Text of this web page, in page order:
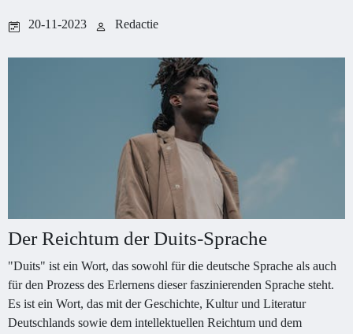
20-11-2023 Redactie
Der Reichtum der Duits-Sprache
"Duits" ist ein Wort, das sowohl für die deutsche Sprache als auch
für den Prozess des Erlernens dieser faszinierenden Sprache steht.
Es ist ein Wort, das mit der Geschichte, Kultur und Literatur
Deutschlands sowie dem intellektuellen Reichtum und dem